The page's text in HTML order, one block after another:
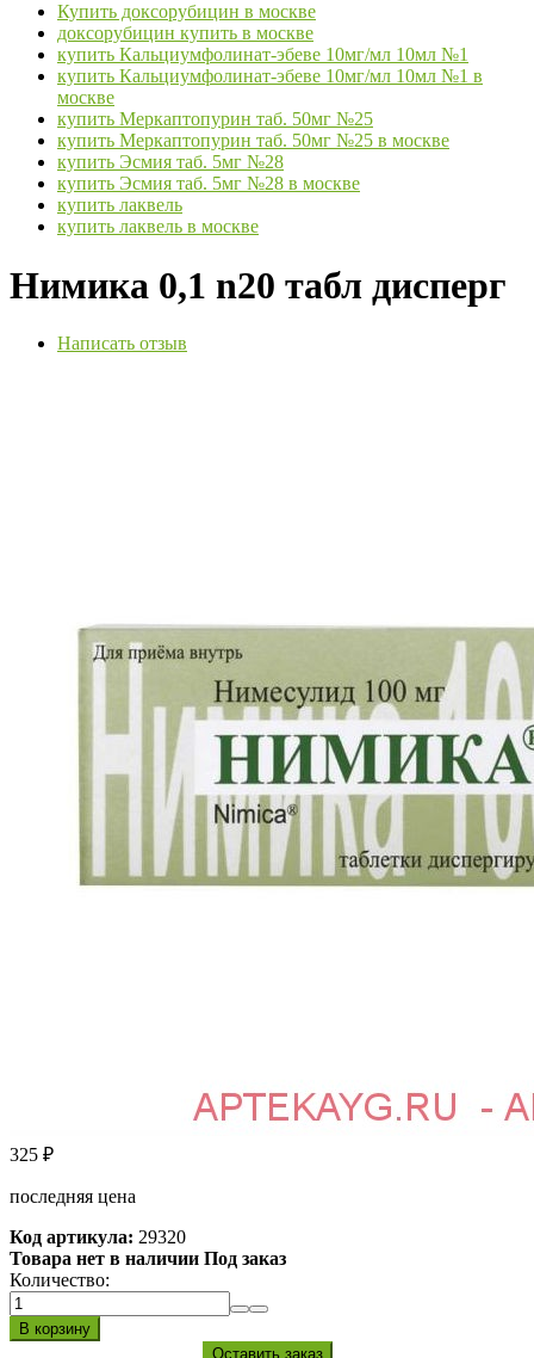
Купить доксорубицин в москве
доксорубицин купить в москве
купить Кальциумфолинат-эбеве 10мг/мл 10мл №1
купить Кальциумфолинат-эбеве 10мг/мл 10мл №1 в
москве
купить Меркаптопурин таб. 50мг №25
купить Меркаптопурин таб. 50мг №25 в москве
купить Эсмия таб. 5мг №28
купить Эсмия таб. 5мг №28 в москве
купить лаквель
купить лаквель в москве
Нимика 0,1 n20 табл дисперг
Написать отзыв
325 ₽
последняя цена
Код артикула: 29320
Товара нет в наличии Под заказ
Количество: